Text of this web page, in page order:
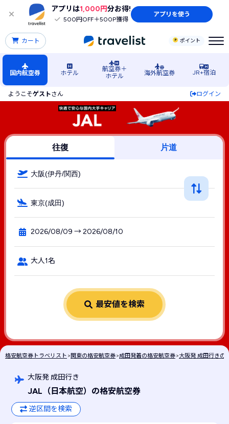
アプリは1,000円分お得!
500円OFF＋500P獲得
アプリを使う
ポイント
カート
国内航空券 ホテル
航空券＋
ホテル
海外航空券 JR+宿泊
ようこそゲストさん ログイン
大阪発→成田空港行きJAL（JAL(日本航空)）の格安航空券・
往復 片道
大阪(伊丹/関西)
東京(成田)
2026/08/09 → 2026/08/10
大人1名
最安値を検索
格安航空券トラベリスト > 関東の格安航空券>成田発着の格安航空券>大阪発 成田行きの
大阪発 成田行き
JAL （日本航空） の格安航空券
逆区間を検索